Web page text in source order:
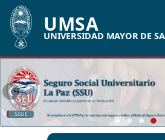
UMSA
UNIVERSIDAD MAYOR DE
SSUE
❮